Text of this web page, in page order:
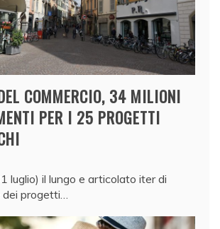
COMMERCIO, 34 MILIONI
PER I 25 PROGETTI
luglio) il lungo e articolato iter di
progetti…